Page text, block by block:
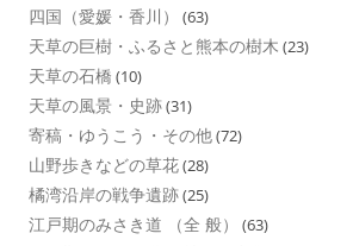
四国（愛媛・香川） (63)
天草の巨樹・ふるさと熊本の樹木 (23)
天草の石橋 (10)
天草の風景・史跡(31)
寄稿・ゆうこう・その他(72)
山野歩きなどの草花(28)
橘湾沿岸の戦争遺跡(25)
江戸期のみさき道 （全 般） (63)